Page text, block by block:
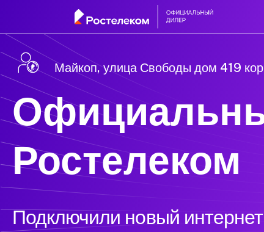
Майкоп, улица Свободы дом 419
Ростелеком
Подключили новый